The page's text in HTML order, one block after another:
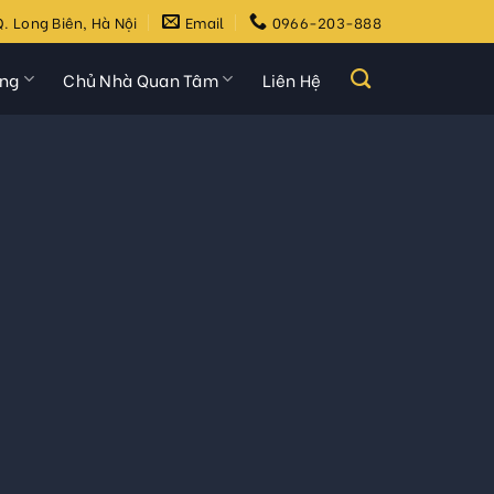
Long Biên, Hà Nội Email 0966-203-888
Chủ Nhà Quan Tâm Liên Hệ